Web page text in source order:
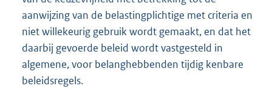
aanwijzing van de belastingplichtige met criteria en
niet willekeurig gebruik wordt gemaakt, en dat het
daarbij gevoerde beleid wordt vastgesteld in
algemene, voor belanghebbenden tijdig kenbare
beleidsregels.